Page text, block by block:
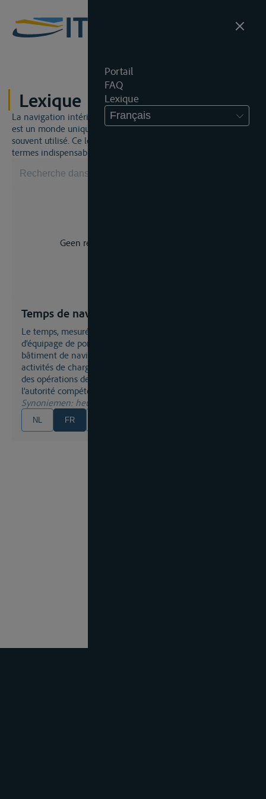
Portail
FAQ
Lexique
Français
Lexique
La navigation intérieure et du droit de la navigation intérieure
est un monde unique. Cela signifie qu'un jargon spécifique est
souvent utilisé. Ce lexique vous aidera à maîtriser certains
termes indispensables.
Geen resultaat voor uw zoekopdracht.
Temps de navigation
Le temps, mesuré en jours, passé à bord par les membres
d’équipage de pont au cours d’un trajet effectué sur un
bâtiment de navigation intérieure, y compris lors des
activités de chargement et de déchargement nécessitant
des opérations de navigation active, qui a été validé par
l’autorité compétente
Synoniemen: heures de marche
NL FR